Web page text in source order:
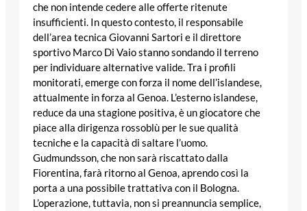
che non intende cedere alle offerte ritenute
insufficienti. In questo contesto, il responsabile
dell’area tecnica Giovanni Sartori e il direttore
sportivo Marco Di Vaio stanno sondando il terreno
per individuare alternative valide. Tra i profili
monitorati, emerge con forza il nome dell’islandese,
attualmente in forza al Genoa. L’esterno islandese,
reduce da una stagione positiva, è un giocatore che
piace alla dirigenza rossoblù per le sue qualità
tecniche e la capacità di saltare l’uomo.
Gudmundsson, che non sarà riscattato dalla
Fiorentina, farà ritorno al Genoa, aprendo così la
porta a una possibile trattativa con il Bologna.
L’operazione, tuttavia, non si preannuncia semplice,